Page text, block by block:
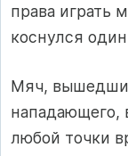
права иг­рать
коснулся
Мяч,
нападающего,
любой точки